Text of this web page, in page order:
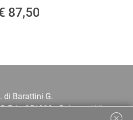
87,50
di Barattini G.
351290 - Bologna | Via